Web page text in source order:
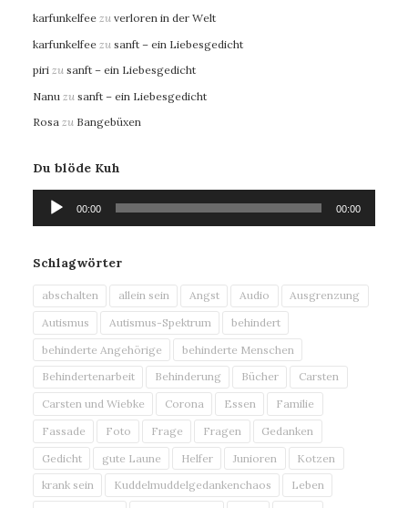
karfunkelfee zu verloren in der Welt
karfunkelfee zu sanft – ein Liebesgedicht
piri zu sanft – ein Liebesgedicht
Nanu zu sanft – ein Liebesgedicht
Rosa zu Bangebüxen
Du blöde Kuh
Audio-
Player
00:00 00:00
Schlagwörter
abschalten allein sein Angst Audio
Ausgrenzung
Autismus
Autismus-Spektrum
behindert
behinderte Angehörige
behinderte Menschen
Behindertenarbeit
Behinderung Bücher
Carsten
Carsten und Wiebke
Corona Essen
Familie
Fassade
Foto Frage Fragen
Gedanken
Gedicht
gute Laune Helfer Junioren
Kotzen
krank sein
Kuddelmuddelgedankenchaos
Leben